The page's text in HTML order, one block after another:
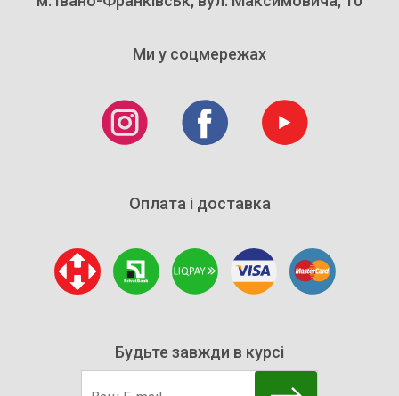
Ми у соцмережах
Оплата і доставка
Будьте завжди в курсі